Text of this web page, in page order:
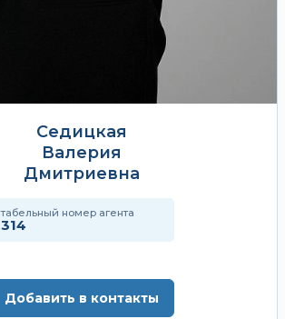
Седицкая
Валерия
Дмитриевна
табельный номер агента
314
Добавить в контакты